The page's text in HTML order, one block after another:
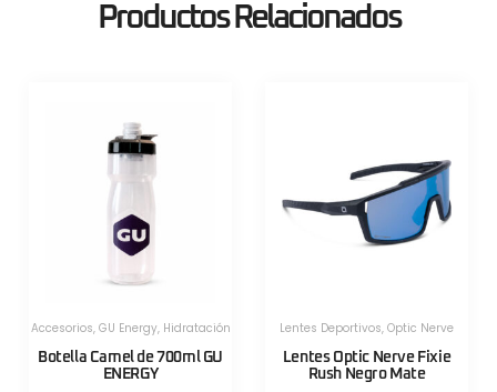
Productos Relacionados
Herramientas,
Válvula CNC TLR Valve pro
Herramientas,
Válvula CNC TLR Valve pro